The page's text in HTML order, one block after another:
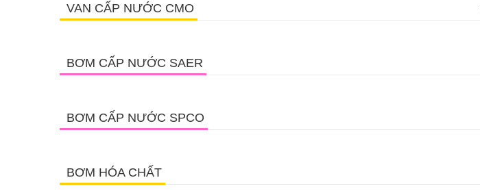
VAN CẤP NƯỚC CMO
BƠM CẤP NƯỚC SAER
BƠM CẤP NƯỚC SPCO
BƠM HÓA CHẤT